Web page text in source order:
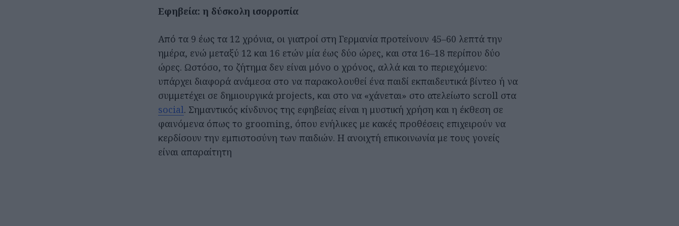
Εφηβεία: η δύσκολη ισορροπία
Από τα 9 έως τα 12 χρόνια, οι γιατροί στη Γερμανία προτείνουν 45–60 λεπτά την
ημέρα, ενώ μεταξύ 12 και 16 ετών μία έως δύο ώρες, και στα 16–18 περίπου δύο
ώρες. Ωστόσο, το ζήτημα δεν είναι μόνο ο χρόνος, αλλά και το περιεχόμενο:
υπάρχει διαφορά ανάμεσα στο να παρακολουθεί ένα παιδί εκπαιδευτικά βίντεο ή να
συμμετέχει σε δημιουργικά projects, και στο να «χάνεται» στο ατελείωτο scroll στα
social. Σημαντικός κίνδυνος της εφηβείας είναι η μυστική χρήση και η έκθεση σε
φαινόμενα όπως το grooming, όπου ενήλικες με κακές προθέσεις επιχειρούν να
κερδίσουν την εμπιστοσύνη των παιδιών. Η ανοιχτή επικοινωνία με τους γονείς
είναι απαραίτητη